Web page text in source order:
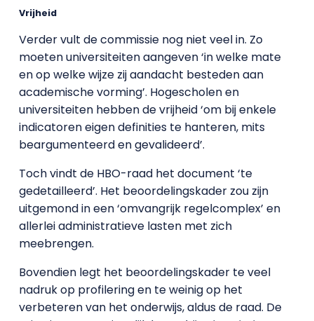
Vrijheid
Verder vult de commissie nog niet veel in. Zo
moeten universiteiten aangeven ‘in welke mate
en op welke wijze zij aandacht besteden aan
academische vorming’. Hogescholen en
universiteiten hebben de vrijheid ‘om bij enkele
indicatoren eigen definities te hanteren, mits
beargumenteerd en gevalideerd’.
Toch vindt de HBO-raad het document ‘te
gedetailleerd’. Het beoordelingskader zou zijn
uitgemond in een ‘omvangrijk regelcomplex’ en
allerlei administratieve lasten met zich
meebrengen.
Bovendien legt het beoordelingskader te veel
nadruk op profilering en te weinig op het
verbeteren van het onderwijs, aldus de raad. De